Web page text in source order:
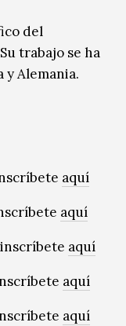
del
trabajo se ha
y Alemania.
aquí
aquí
aquí
aquí
aquí